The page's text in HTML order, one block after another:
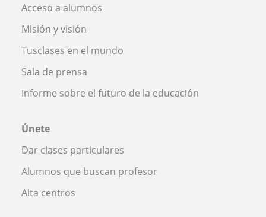
Acceso a alumnos
Misión y visión
Tusclases en el mundo
Sala de prensa
Informe sobre el futuro de la educación
Únete
Dar clases particulares
Alumnos que buscan profesor
Alta centros